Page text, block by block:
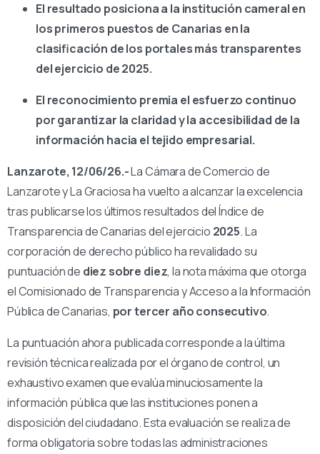
El resultado posiciona a la institución cameral en
los primeros puestos de Canarias en la
clasificación de los portales más transparentes
del ejercicio de 2025.
El reconocimiento premia el esfuerzo continuo
por garantizar la claridad y la accesibilidad de la
información hacia el tejido empresarial.
Lanzarote, 12/06/26.-La Cámara de Comercio de
Lanzarote y La Graciosa ha vuelto a alcanzar la excelencia
tras publicarse los últimos resultados del Índice de
Transparencia de Canarias del ejercicio 2025. La
corporación de derecho público ha revalidado su
puntuación de diez sobre diez, la nota máxima que otorga
el Comisionado de Transparencia y Acceso a la Información
Pública de Canarias, por tercer año consecutivo.
La puntuación ahora publicada corresponde a la última
revisión técnica realizada por el órgano de control, un
exhaustivo examen que evalúa minuciosamente la
información pública que las instituciones ponen a
disposición del ciudadano. Esta evaluación se realiza de
forma obligatoria sobre todas las administraciones